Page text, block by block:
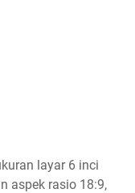
layar 6 inci
aspek rasio 18:9,